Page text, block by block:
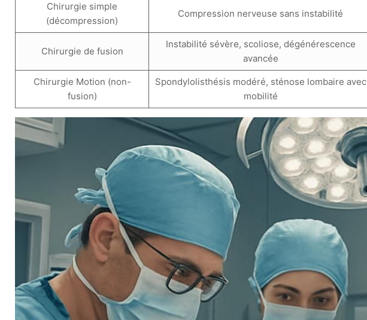
Chirurgie simple
(décompression)
Compression nerveuse sans instabilité
Chirurgie de fusion
Instabilité sévère, scoliose, dégénérescence
avancée
Chirurgie Motion (non-
fusion)
Spondylolisthésis modéré, sténose lombaire avec
mobilité